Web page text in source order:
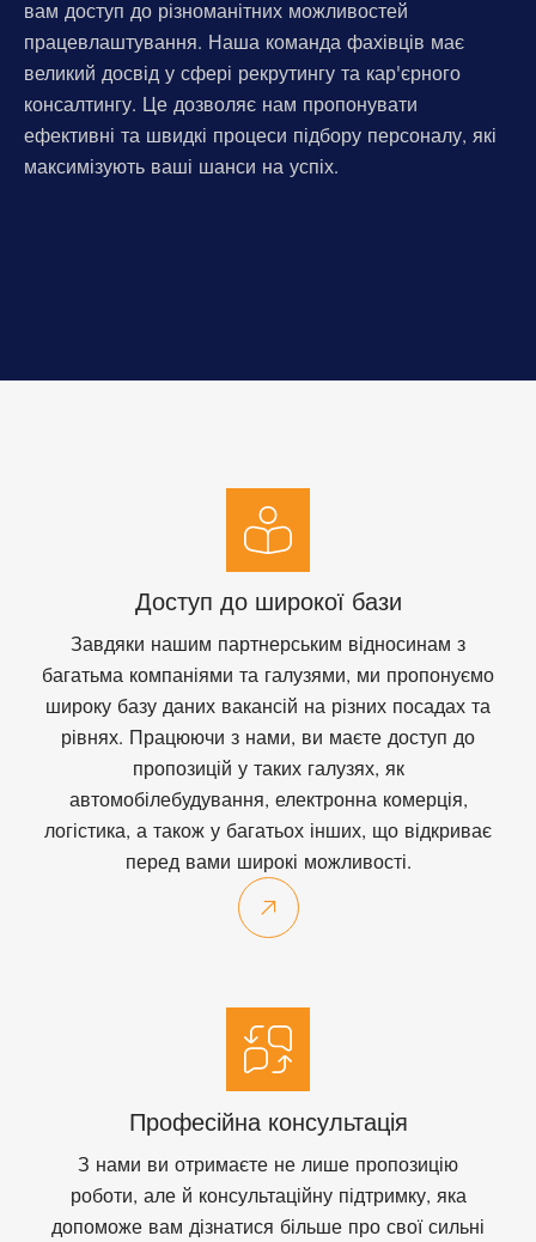
вам доступ до різноманітних можливостей
працевлаштування. Наша команда фахівців має
великий досвід у сфері рекрутингу та кар'єрного
консалтингу. Це дозволяє нам пропонувати
ефективні та швидкі процеси підбору персоналу, які
максимізують ваші шанси на успіх.
Доступ до широкої бази
Завдяки нашим партнерським відносинам з
багатьма компаніями та галузями, ми пропонуємо
широку базу даних вакансій на різних посадах та
рівнях. Працюючи з нами, ви маєте доступ до
пропозицій у таких галузях, як
автомобілебудування, електронна комерція,
логістика, а також у багатьох інших, що відкриває
перед вами широкі можливості.
Професійна консультація
З нами ви отримаєте не лише пропозицію
роботи, але й консультаційну підтримку, яка
допоможе вам дізнатися більше про свої сильні